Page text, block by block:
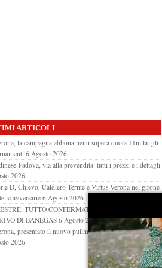
ARTICOLI
la campagna abbonamenti supera quota 11mila: gli
6 Agosto 2026
Padova, via alla prevendita: tutti i prezzi e i dettagli
2026
D, Chievo, Caldiero Terme e Virtus Verona nel girone
le avversarie 6 Agosto 2026
TUTTO CONFERMATO: UFFICIALE
DI BANEGAS 6 Agosto 2026
presentato il nuovo pullman gialloblù: tutti i dettagli
2026